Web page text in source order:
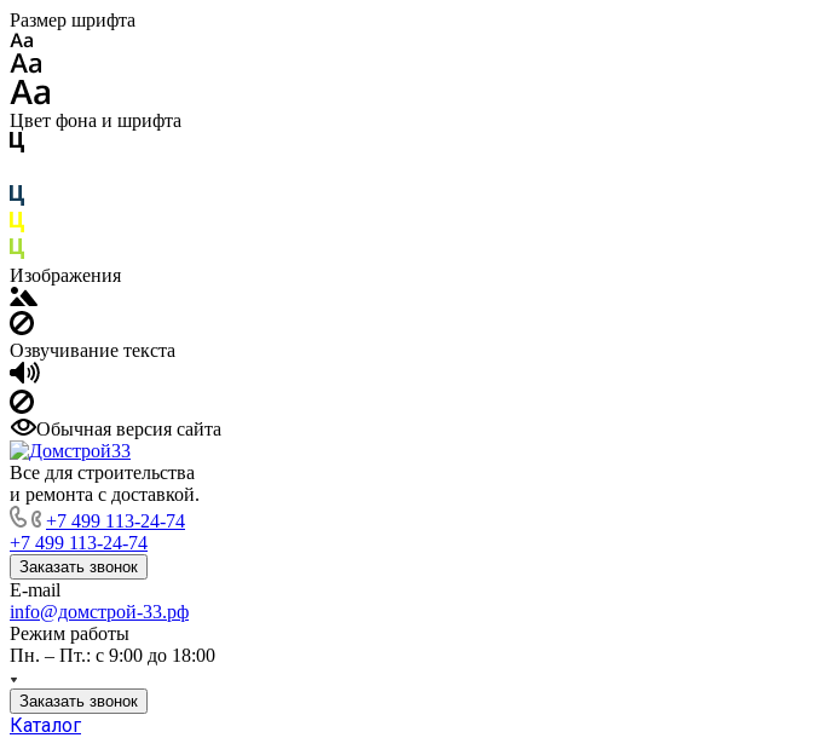
Размер шрифта
Цвет фона и шрифта
Изображения
Озвучивание текста
Обычная версия сайта
Все для строительства
и ремонта с доставкой.
+7 499 113-24-74
+7 499 113-24-74
Заказать звонок
E-mail
info@домстрой-33.рф
Режим работы
Пн. – Пт.: с 9:00 до 18:00
Заказать звонок
Каталог